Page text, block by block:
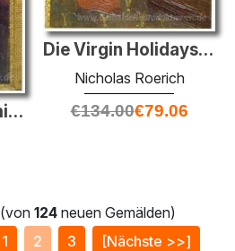
Die Virgin Holidays. Einführung der Jungfrau im Tempel. Heilige
Nicholas Roerich
€134.00€79.06
Gate des Königs mit der Gate-Baldachin. Evangelisten.
(von 124 neuen Gemälden)
1 2 3 [Nächste >>]